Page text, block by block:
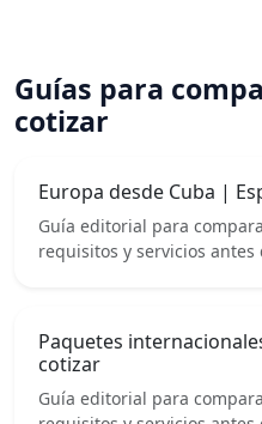
Guías para
cotizar
Europa desde Cuba |
Guía editorial para
requisitos y servicios antes
Paquetes
cotizar
Guía editorial para